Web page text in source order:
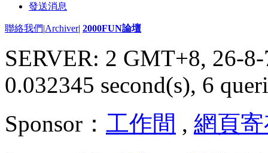
發送消息
聯絡我們|Archiver| 2000FUN論壇
SERVER: 2 GMT+8, 26-
0.032345 second(s), 6
Sponsor： 工作間 , 網頁